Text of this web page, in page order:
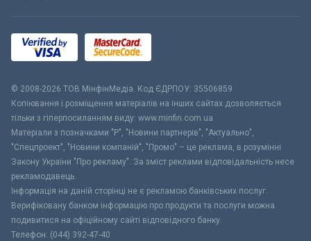
© 2008-2026 ТОВ МiнфiнМедiа. Код ЄДРПОУ: 35506859
Копіювання і розміщення матеріалів на інших сайтах дозволяється
тільки з гіперпосиланням виду: www.minfin.com.ua
Матеріали з позначками "Р", "Новини партнерів", "Актуально",
"Спецпроект", "Новини компаній", "Промо" – це реклама, в розумінні
Закону України "Про рекламу". За зміст реклами відповідальність несе
рекламодавець.
Інформація на даній сторінці не є рекламою банківських послуг.
Верифіковану банком інформацію про продукти та послуги можна
подивитися на офіційному сайті відповідного банку.
Телефон: (044) 392-47-40